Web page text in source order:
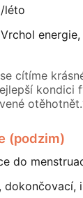
léto
Vrchol
cítíme
kondici
(podzim)
do
dokončovací,